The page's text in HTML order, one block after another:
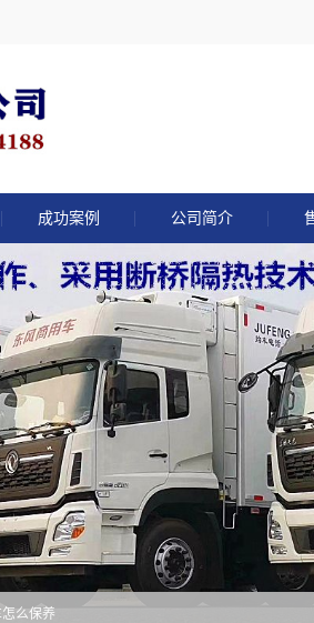
成功案例 公司简介
么保养